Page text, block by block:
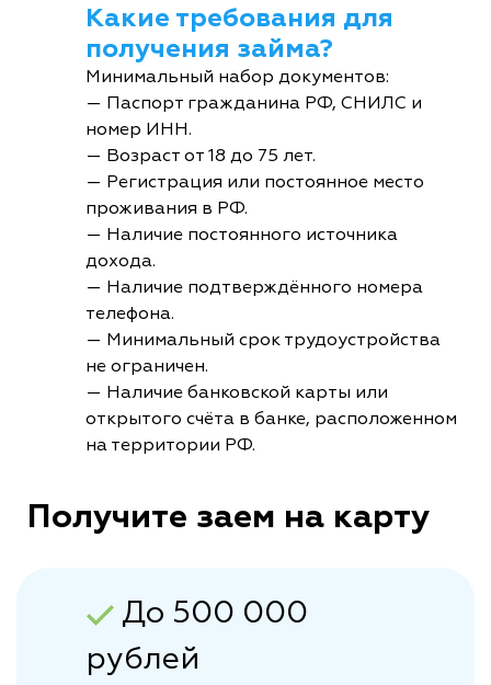
Какие требования для
получения займа?
Минимальный набор документов:
— Паспорт гражданина РФ, СНИЛС и
номер ИНН.
— Возраст от 18 до 75 лет.
— Регистрация или постоянное место
проживания в РФ.
— Наличие постоянного источника
дохода.
— Наличие подтверждённого номера
телефона.
— Минимальный срок трудоустройства
не ограничен.
— Наличие банковской карты или
открытого счёта в банке, расположенном
на территории РФ.
Получите заем на карту
До 500 000
рублей